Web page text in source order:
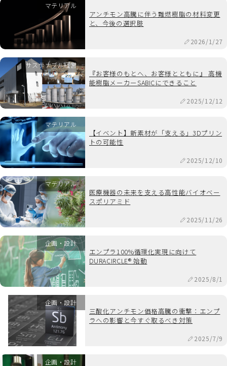
マテリアル
アンチモン高騰に伴う難燃樹脂の材料変更
と、今後の選択肢
2026/1/27
サステナブル経営
『お客様のもとへ、お客様とともに』 高機
能樹脂メーカーSABICにできること
2025/12/12
マテリアル
【イベント】新素材が「支える」3Dプリン
トの可能性
2025/12/10
マテリアル
医療機器の未来を支える高性能バイオベー
スポリアミド
2025/11/26
企画・設計
エンプラ100%循環化実現に向けて
DURACIRCLE® 始動
2025/8/1
企画・設計
三酸化アンチモン価格高騰の衝撃：エンプ
ラへの影響と今すぐ取るべき対策
2025/7/9
企画・設計